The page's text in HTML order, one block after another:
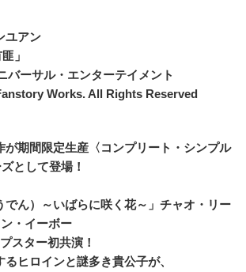
ユアン
」
バーサル・エンターテイメント
Works. All Rights Reserved
が期間限定生産〈コンプリート・シンプル
として登場！
でん）～いばらに咲く花～」チャオ・リー
・イーボー
スター初共演！
ヒロインと謎多き貴公子が、